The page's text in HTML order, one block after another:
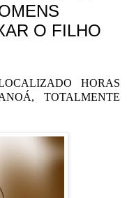
O FILHO
HORAS
TOTALMENTE